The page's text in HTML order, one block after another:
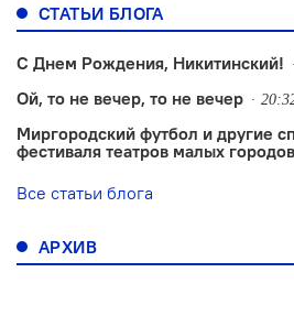
СТАТЬИ БЛОГА
С Днем Рождения, Никитинский!
Ой, то не вечер, то не вечер
Миргородский футбол и другие
фестиваля театров малых
Все статьи блога
АРХИВ